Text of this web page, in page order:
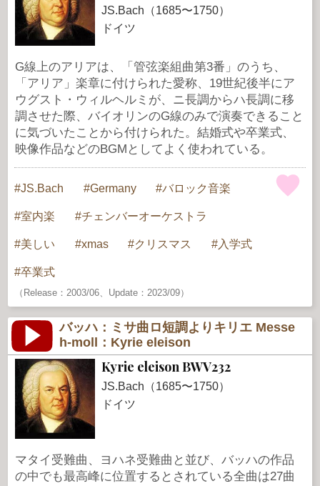
JS.Bach（1685〜1750）
ドイツ
G線上のアリアは、「管弦楽組曲第3番」のうち、
「アリア」楽章に付けられた愛称、19世紀後半にア
ウグスト・ウィルヘルミが、ニ長調からハ長調に移
調させた際、バイオリンのG線のみで演奏できること
に気づいたことから付けられた。結婚式や卒業式、
映像作品などのBGMとしてよく使われている。
JS.Bach Germany バロック音楽
室内楽 チェンバーオーケストラ
美しい xmas クリスマス 入学式
卒業式
（Release：2003/06、Update：2023/09）
バッハ：ミサ曲ロ短調よりキリエ Messe
h-moll：Kyrie eleison
Kyrie eleison BWV232
JS.Bach（1685〜1750）
ドイツ
マタイ受難曲、ヨハネ受難曲と並び、バッハの作品
の中でも最高峰に位置するとされている全曲は27曲